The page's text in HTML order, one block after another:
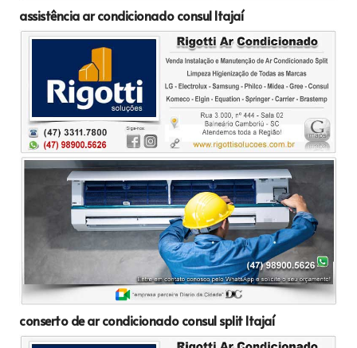
assistência ar condicionado consul Itajaí
conserto de ar condicionado consul split Itajaí